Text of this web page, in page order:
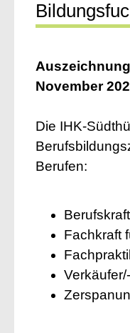
November
Die IHK-
Berufen:
Fachkraft